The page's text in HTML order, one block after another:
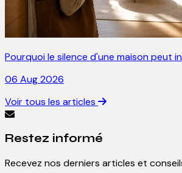
Pourquoi le silence d'une maison peut
06 Aug 2026
Voir tous les articles
Restez informé
Recevez nos derniers articles et